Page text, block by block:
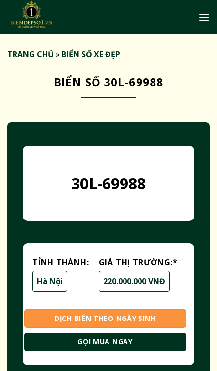
TRANG CHỦ » BIỂN SỐ XE ĐẸP
BIỂN SỐ 30L-69988
30L-69988
TỈNH THÀNH:
Hà Nội
GIÁ THỊ TRƯỜNG:*
220.000.000 VNĐ
DỊCH BIỂN THEO NGÀY SINH
GỌI MUA NGAY